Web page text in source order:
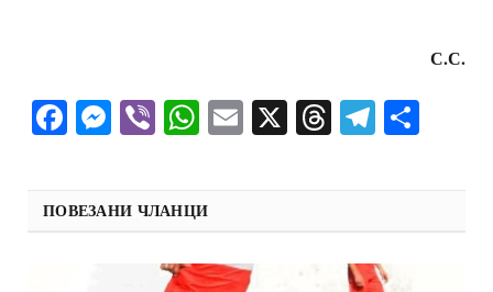
С.С.
Facebook
Messenger
ViberWhatsApp
Email
X Threads
ПОВЕЗАНИ ЧЛАНЦИ